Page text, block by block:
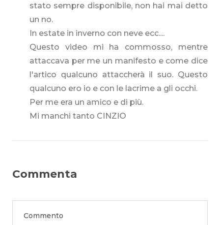
stato sempre disponibile, non hai mai detto
un no.
In estate in inverno con neve ecc....
Questo video mi ha commosso, mentre
attaccava per me un manifesto e come dice
l'artico qualcuno attaccherà il suo. Questo
qualcuno ero io e con le lacrime a gli occhi.
Per me era un amico e di più.
Mi manchi tanto CINZIO
Commenta